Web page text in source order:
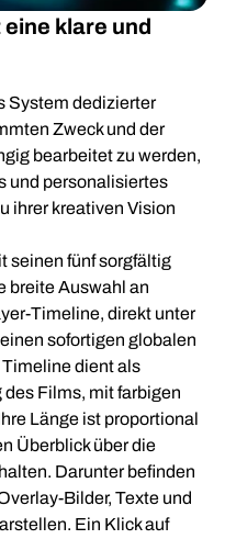
klare und
System dedizierter
Zweck und der
bearbeitet zu werden,
und personalisiertes
ihrer kreativen Vision
seinen fünf sorgfältig
breite Auswahl an
Timeline, direkt unter
sofortigen globalen
dient als
Films, mit farbigen
Länge ist proportional
Überblick über die
Darunter befinden
Bilder, Texte und
Ein Klick auf